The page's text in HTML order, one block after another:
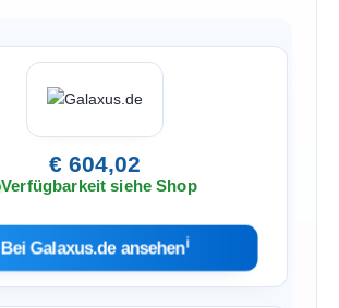
€ 604,02
Verfügbarkeit siehe Shop
Bei Galaxus.de ansehenℹ︎